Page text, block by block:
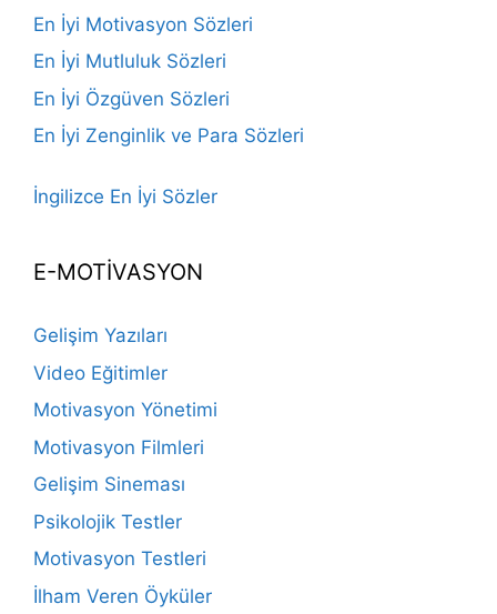
En İyi Motivasyon Sözleri
En İyi Mutluluk Sözleri
En İyi Özgüven Sözleri
En İyi Zenginlik ve Para Sözleri
İngilizce En İyi Sözler
E-MOTİVASYON
Gelişim Yazıları
Video Eğitimler
Motivasyon Yönetimi
Motivasyon Filmleri
Gelişim Sineması
Psikolojik Testler
Motivasyon Testleri
İlham Veren Öyküler